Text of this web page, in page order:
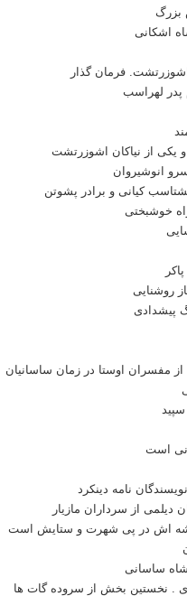
بزرگ
اشکانی
اشوزرتشت. فرمان گذار
پدر لهراسب
و یکی از نیاکان اشوزرتشت
انوشیروان
کیانی و برادر پشوتن
خوشبختی
روشنایی
پیشدادی
از مفسران اوستا در زمان ساسانیان
سپید
است
نامه دینکرد
دیلمی از سرداران مازیار
اش در پی شهرت و ستایش است
ساسانی
. نخستین بخش از سروده گات ها